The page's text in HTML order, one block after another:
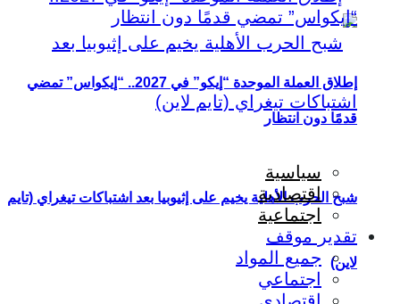
شبح الحرب الأهلية يخيم على إثيوبيا بعد اشتباكات تيغراي (تايم
لاين)
إطلاق العملة الموحدة “إيكو” في 2027.. “إيكواس” تمضي
قدمًا دون انتظار
سياسية
اقتصادية
اجتماعية
تقدير موقف
جميع المواد
اجتماعي